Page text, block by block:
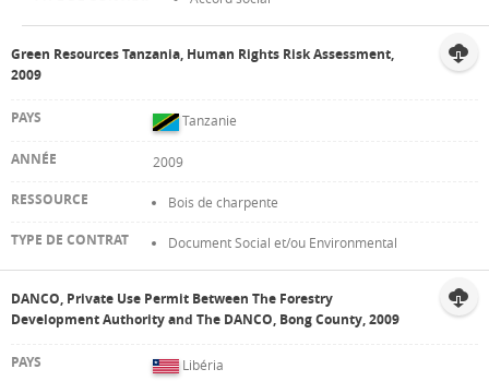
Green Resources Tanzania, Human Rights Risk Assessment,
2009
Tanzanie
2009
Bois de charpente
Document Social et/ou Environmental
DANCO, Private Use Permit Between The Forestry
Development Authority and The DANCO, Bong County, 2009
Libéria